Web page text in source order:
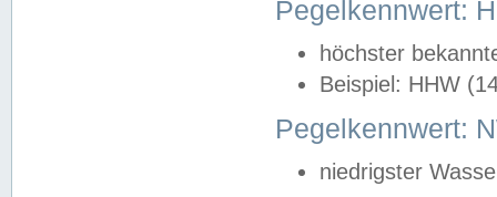
Pegelkennwert:
höchster
Beispiel: HHW
Pegelkennwert:
niedrigster